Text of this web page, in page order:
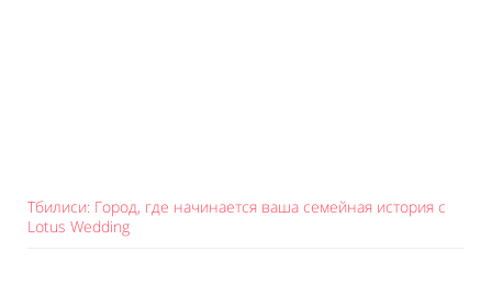
Тбилиси: Город, где начинается ваша семейная история с
Lotus Wedding